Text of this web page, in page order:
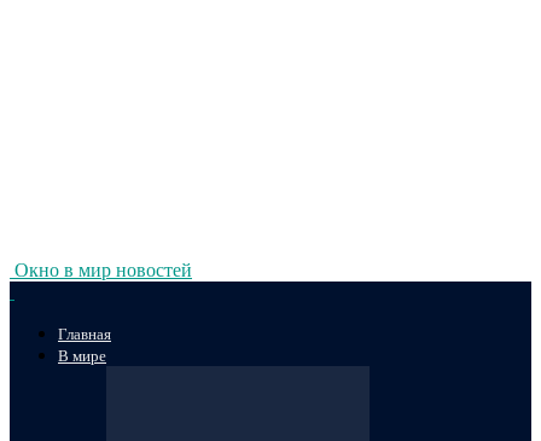
Окно в мир новостей
Главная
В мире